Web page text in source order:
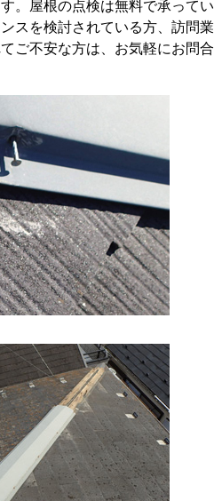
。屋根の点検は無料で承ってい
スを検討されている方、訪問業
ご不安な方は、お気軽にお問合